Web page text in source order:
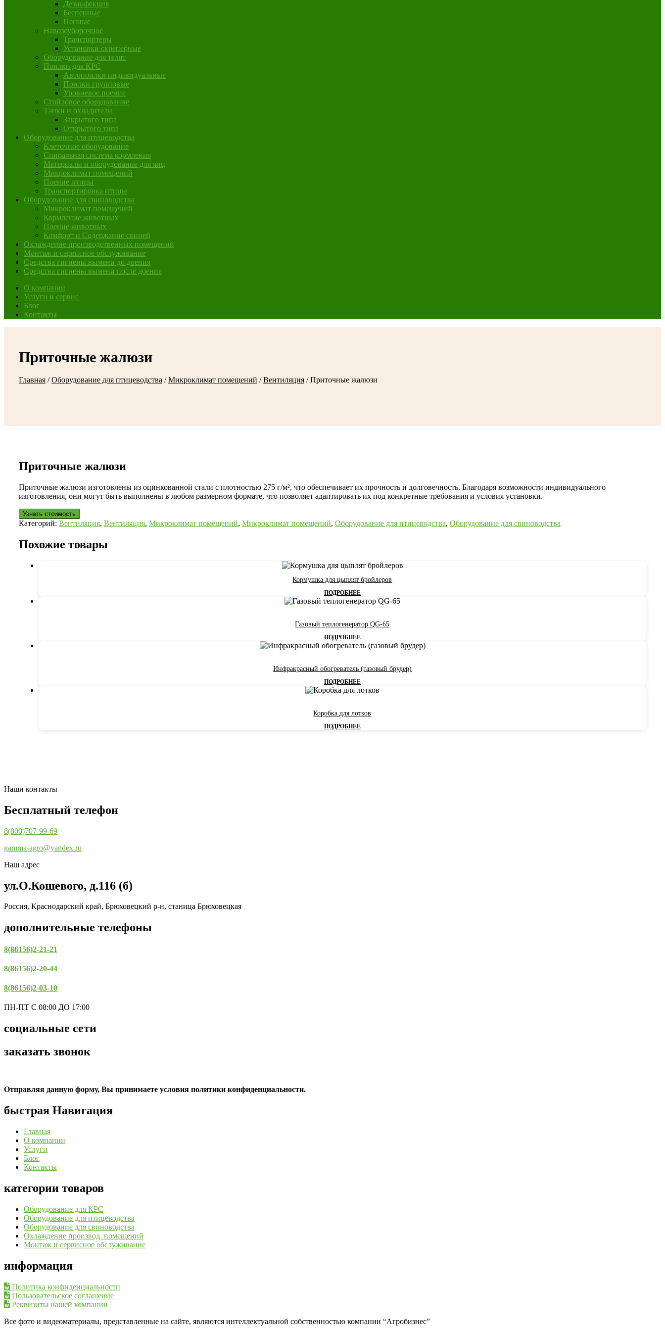
Дезинфекция
Беспенные
Пенные
Навозоуборочное
Транспортеры
Установки скреперные
Оборудование для телят
Поилки для КРС
Автопоилки индивидуальные
Поилки групповые
Уровневое поение
Стойловое оборудование
Танки и охладители
Закрытого типа
Открытого типа
Оборудование для птицеводства
Клеточное оборудование
Спиральная система кормления
Материалы и оборудование для яиц
Микроклимат помещений
Поение птицы
Транспортировка птицы
Оборудование для свиноводства
Микроклимат помещений
Кормление животных
Поение животных
Комфорт и Содержание свиней
Охлаждение производственных помещений
Монтаж и сервисное обслуживание
Средства гигиены вымени до доения
Средства гигиены вымени после доения
О компании
Услуги и сервис
Блог
Контакты
Приточные жалюзи
Главная /Оборудование для птицеводства /Микроклимат помещений /Вентиляция /Приточные жалюзи
Приточные жалюзи
Приточные жалюзи изготовлены из оцинкованной стали с плотностью 275 г/м², что обеспечивает их прочность и долговечность. Благодаря возможности индивидуального
изготовления, они могут быть выполнены в любом размерном формате, что позволяет адаптировать их под конкретные требования и условия установки.
Узнать стоимость
Категорий: Вентиляция, Вентиляция, Микроклимат помещений, Микроклимат помещений, Оборудование для птицеводства, Оборудование для свиноводства
Похожие товары
Кормушка для цыплят бройлеров
ПОДРОБНЕЕ
Газовый теплогенератор QG-65
ПОДРОБНЕЕ
Инфракрасный обогреватель (газовый брудер)
ПОДРОБНЕЕ
Коробка для лотков
ПОДРОБНЕЕ
Наши контакты
Бесплатный телефон
8(800)707-99-69
gamma-agro@yandex.ru
Наш адрес
ул.О.Кошевого, д.116 (б)
Россия, Краснодарский край, Брюховецкий р-н, станица Брюховецкая
дополнительные телефоны
8(86156)2-21-21
8(86156)2-20-44
8(86156)2-03-10
ПН-ПТ С 08:00 ДО 17:00
социальные сети
заказать звонок
Отправляя данную форму, Вы принимаете условия политики конфиденциальности.
быстрая Навигация
Главная
О компании
Услуги
Блог
Контакты
категории товаров
Оборудование для КРС
Оборудование для птицеводства
Оборудование для свиноводства
Охлаждение производ. помещений
Монтаж и сервисное обслуживание
информация
Политика конфиденциальности
Пользовательское соглашение
Реквизиты нашей компании
Все фото и видеоматериалы, представленные на сайте, являются интеллектуальной собственностью компании “Агробизнес”